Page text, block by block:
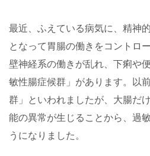
最近、ふえている病気に、精神
となって胃腸の働きをコントロ
壁神経系の働きが乱れ、下痢や
敏性腸症候群」があります。以
群」といわれましたが、大腸だ
能の異常が生じることから、過
うになりました。